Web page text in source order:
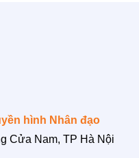
hình Nhân đạo
Cửa Nam, TP Hà Nội